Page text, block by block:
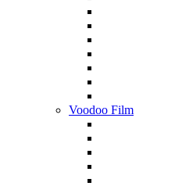
Voodoo Film